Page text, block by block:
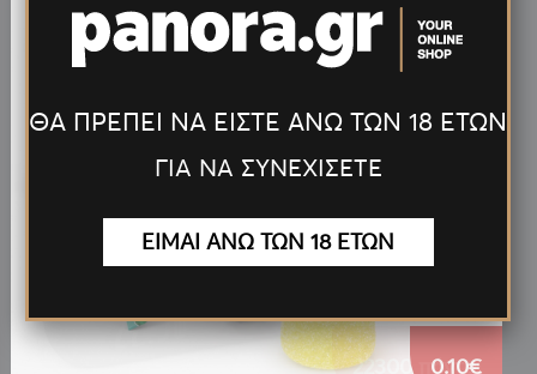
0.10€
ΘΑ ΠΡΕΠΕΙ ΝΑ ΕΙΣΤΕ ΑΝΩ ΤΩΝ 18 ΕΤΩΝ
ΓΙΑ ΝΑ ΣΥΝΕΧΙΣΕΤΕ
ΕΙΜΑΙ ΑΝΩ ΤΩΝ 18 ΕΤΩΝ